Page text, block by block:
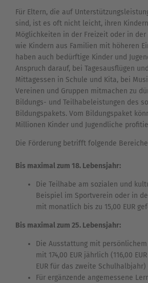
Für Eltern, die auf
sind, ist es oft nicht leicht, ihren
Möglichkeiten in der Freizeit oder in der
wie Kindern aus Familien mit höheren
haben auch bedürftige Kinder und
Anspruch darauf, bei Tagesausflügen
Mittagessen in Schule und Kita, bei
Vereinen und Gruppen mitmachen zu
Bildungs- und Teilhabeleistungen des
Bildungspakets. Vom Bildungspaket
Millionen Kinder und Jugendliche
Die Förderung betrifft folgende
Bis maximal zum 18. Lebensjahr:
Die Teilhabe am sozialen und
Beispiel im Sportverein oder in
mit monatlich bis zu 15,00 EUR
Bis maximal zum 25. Lebensjahr:
Die Ausstattung mit
mit 174,00 EUR jährlich (116,00
EUR für das zweite
Für ergänzende angemessene